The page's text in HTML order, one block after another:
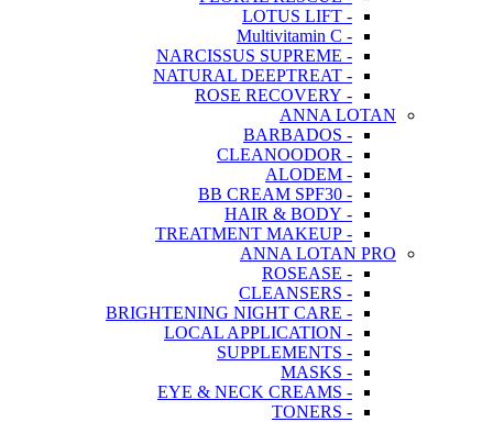
- LOTUS LIFT
- Multivitamin C
- NARCISSUS SUPREME
- NATURAL DEEPTREAT
- ROSE RECOVERY
ANNA LOTAN
- BARBADOS
- CLEANOODOR
- ALODEM
- BB CREAM SPF30
- HAIR & BODY
- TREATMENT MAKEUP
ANNA LOTAN PRO
- ROSEASE
- CLEANSERS
- BRIGHTENING NIGHT CARE
- LOCAL APPLICATION
- SUPPLEMENTS
- MASKS
- EYE & NECK CREAMS
- TONERS